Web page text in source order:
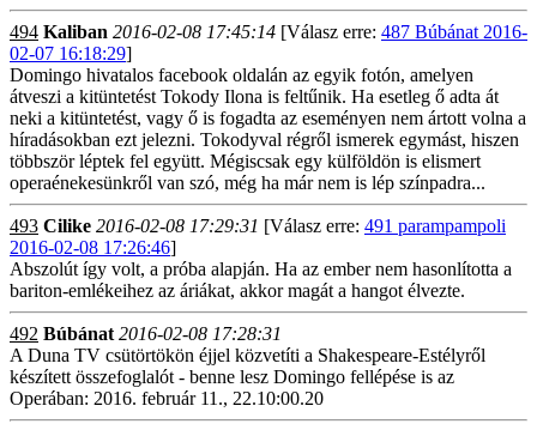
494 Kaliban 2016-02-08 17:45:14 [Válasz erre: 487 Búbánat 2016-
02-07 16:18:29]
Domingo hivatalos facebook oldalán az egyik fotón, amelyen
átveszi a kitüntetést Tokody Ilona is feltűnik. Ha esetleg ő adta át
neki a kitüntetést, vagy ő is fogadta az eseményen nem ártott volna a
híradásokban ezt jelezni. Tokodyval régről ismerek egymást, hiszen
többször léptek fel együtt. Mégiscsak egy külföldön is elismert
operaénekesünkről van szó, még ha már nem is lép színpadra...
493 Cilike 2016-02-08 17:29:31 [Válasz erre: 491 parampampoli
2016-02-08 17:26:46]
Abszolút így volt, a próba alapján. Ha az ember nem hasonlította a
bariton-emlékeihez az áriákat, akkor magát a hangot élvezte.
492 Búbánat 2016-02-08 17:28:31
A Duna TV csütörtökön éjjel közvetíti a Shakespeare-Estélyről
készített összefoglalót - benne lesz Domingo fellépése is az
Operában: 2016. február 11., 22.10:00.20